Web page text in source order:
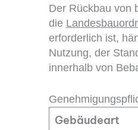
Der Rückbau von
die
erforderlich ist,
Nutzung, der
innerhalb von
Gebäudeart